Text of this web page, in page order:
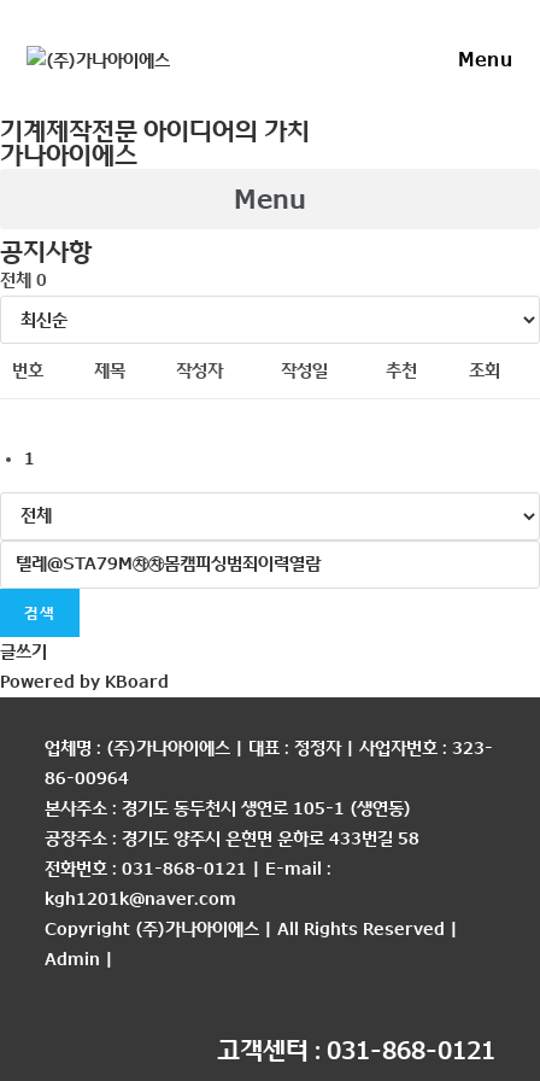
content
Menu
기계제작전문 아이디어의 가치
가나아이에스
Menu
공지사항
전체 0
번호 제목 작성자 작성일 추천 조회
1
검색
글쓰기
Powered by KBoard
업체명 : (주)가나아이에스 | 대표 : 정정자 | 사업자번호 : 323-
86-00964
본사주소 : 경기도 동두천시 생연로 105-1 (생연동)
공장주소 : 경기도 양주시 은현면 운하로 433번길 58
전화번호 : 031-868-0121 | E-mail :
kgh1201k@naver.com
Copyright (주)가나아이에스 | All Rights Reserved |
Admin
고객센터 : 031-868-0121